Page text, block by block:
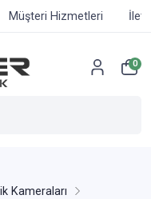
Müşteri Hizmetleri
0
Kameraları